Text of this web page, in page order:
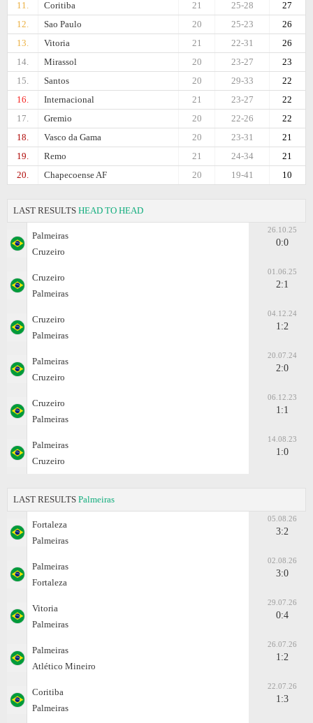
11. Coritiba 27
25-28
21
12.
Sao Paulo 26
25-23
20
13.
Vitoria 26
22-31
21
14.
Mirassol 23
23-27
20
15.
Santos 22
29-33
20
16.
Internacional 22
23-27
21
17.
Gremio 22
22-26
20
18.
Vasco da Gama 21
23-31
20
19.
Remo 21
24-34
21
20.
Chapecoense AF 10
19-41
20
LAST RESULTS HEAD TO HEAD
Palmeiras
Cruzeiro
26.10.25
0:0
Cruzeiro
Palmeiras
01.06.25
2:1
Cruzeiro
Palmeiras
04.12.24
1:2
Palmeiras
Cruzeiro
20.07.24
2:0
Cruzeiro
Palmeiras
06.12.23
1:1
Palmeiras
Cruzeiro
14.08.23
1:0
LAST RESULTS Palmeiras
Fortaleza
Palmeiras
05.08.26
3:2
Palmeiras
Fortaleza
02.08.26
3:0
Vitoria
Palmeiras
29.07.26
0:4
Palmeiras
Atlético Mineiro
26.07.26
1:2
Coritiba
Palmeiras
22.07.26
1:3